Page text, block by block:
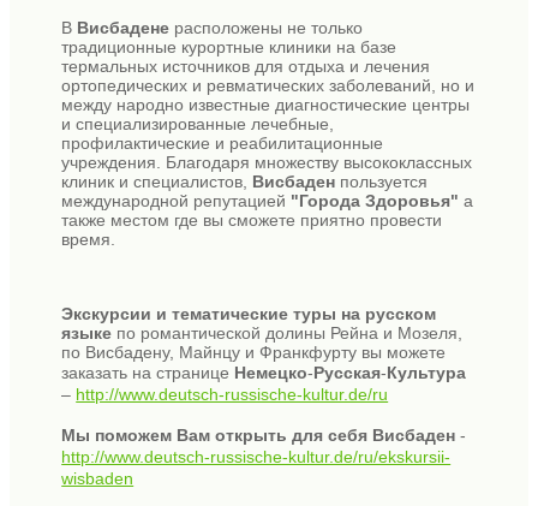
В Висбадене расположены не только
традиционные курортные клиники на базе
термальных источников для отдыха и лечения
ортопедических и ревматических заболеваний, но и
между народно известные диагностические центры
и специализированные лечебные,
профилактические и реабилитационные
учреждения. Благодаря множеству высококлассных
клиник и специалистов, Висбаден пользуется
международной репутацией "Города Здоровья" а
также местом где вы сможете приятно провести
время.
Экскурсии и тематические туры на русском
языке по романтической долины Рейна и Мозеля,
по Висбадену, Майнцу и Франкфурту вы можете
заказать на странице Немецко-Русская-Культура
– http://www.deutsch-russische-kultur.de/ru
Мы поможем Вам открыть для себя Висбаден -
http://www.deutsch-russische-kultur.de/ru/ekskursii-
wisbaden